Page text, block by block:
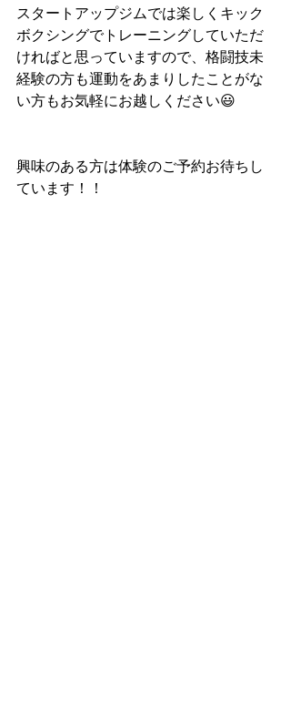
スタートアップジムでは楽しくキック
ボクシングでトレーニングしていただ
ければと思っていますので、格闘技未
経験の方も運動をあまりしたことがな
い方もお気軽にお越しください😃
興味のある方は体験のご予約お待ちし
ています！！